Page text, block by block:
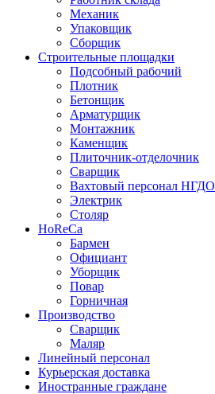
Механик
Упаковщик
Сборщик
Строительные площадки
Подсобный рабочий
Плотник
Бетонщик
Арматурщик
Монтажник
Каменщик
Плиточник-отделочник
Сварщик
Вахтовый персонал НГДО
Электрик
Столяр
HoReCa
Бармен
Официант
Уборщик
Повар
Горничная
Производство
Сварщик
Маляр
Линейный персонал
Курьерская доставка
Иностранные граждане